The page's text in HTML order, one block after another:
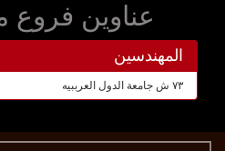
عناوين
المهندسين
٧٣ ش جامعة الدول العرببيه